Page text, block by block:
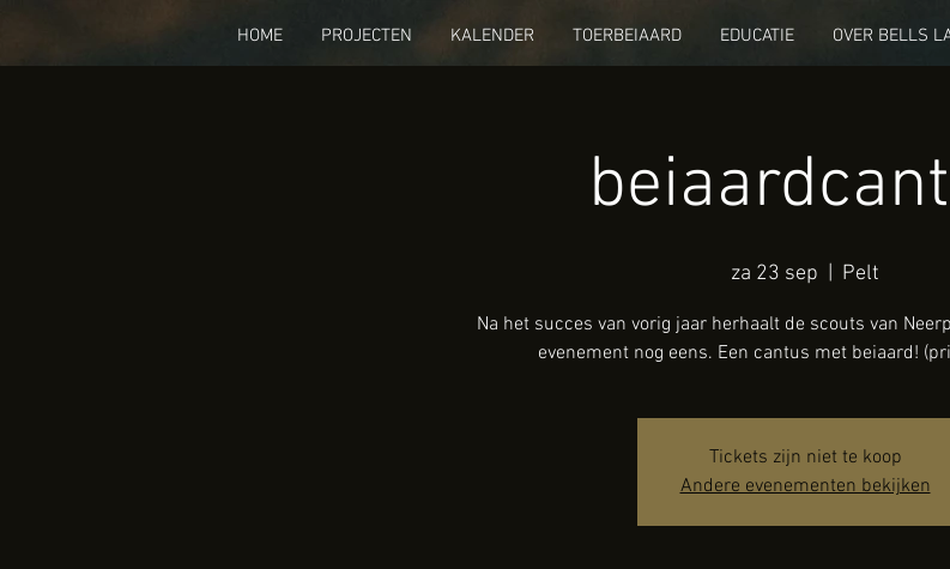
HOME PROJECTEN KALENDER TOERBEIAARD EDUCATIE OVER BELLS
za 23 sep Pelt
Na het succes van vorig jaar herhaalt de scouts van
evenement nog eens. Een cantus met beiaard!
Tickets zijn niet te koop
Andere evenementen bekijken